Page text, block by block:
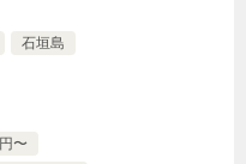
石垣島
〜